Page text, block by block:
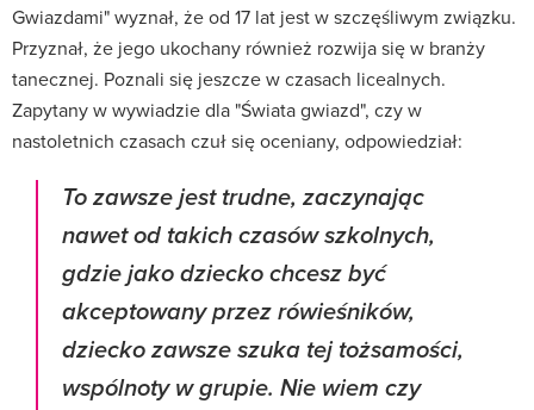
Gwiazdami" wyznał, że od 17 lat jest w szczęśliwym związku.
Przyznał, że jego ukochany również rozwija się w branży
tanecznej. Poznali się jeszcze w czasach licealnych.
Zapytany w wywiadzie dla "Świata gwiazd", czy w
nastoletnich czasach czuł się oceniany, odpowiedział:
To zawsze jest trudne, zaczynając
nawet od takich czasów szkolnych,
gdzie jako dziecko chcesz być
akceptowany przez rówieśników,
dziecko zawsze szuka tej tożsamości,
wspólnoty w grupie. Nie wiem czy